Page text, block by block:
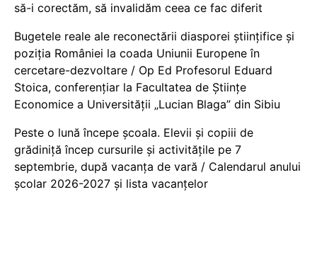
să-i corectăm, să invalidăm ceea ce fac diferit
Bugetele reale ale reconectării diasporei științifice și
poziția României la coada Uniunii Europene în
cercetare-dezvoltare / Op Ed Profesorul Eduard
Stoica, conferențiar la Facultatea de Științe
Economice a Universității „Lucian Blaga” din Sibiu
Peste o lună începe școala. Elevii și copiii de
grădiniță încep cursurile și activitățile pe 7
septembrie, după vacanța de vară / Calendarul anului
școlar 2026-2027 și lista vacanțelor